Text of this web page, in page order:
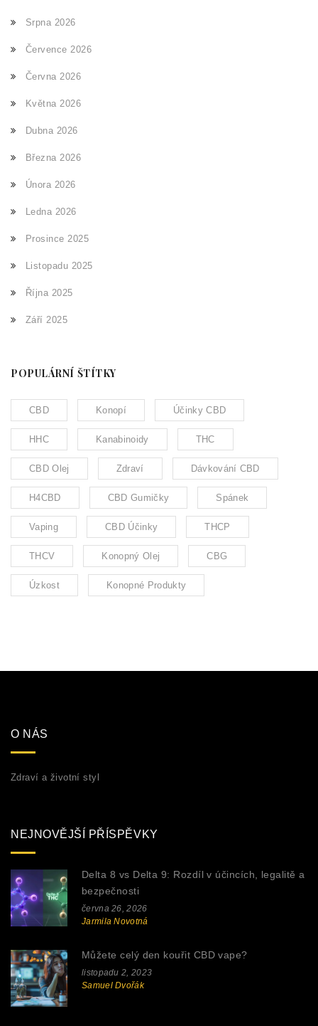
Srpna 2026
Července 2026
Června 2026
Května 2026
Dubna 2026
Března 2026
Února 2026
Ledna 2026
Prosince 2025
Listopadu 2025
Října 2025
Září 2025
POPULÁRNÍ ŠTÍTKY
CBD Konopí Účinky CBD
HHC Kanabinoidy THC
CBD Olej Zdraví Dávkování CBD
H4CBD CBD Gumičky Spánek
Vaping CBD Účinky THCP
THCV Konopný Olej CBG
Úzkost Konopné Produkty
O NÁS
Zdraví a životní styl
NEJNOVĚJŠÍ PŘÍSPĚVKY
Delta 8 vs Delta 9: Rozdíl v účincích, legalitě a
bezpečnosti
června 26, 2026
Jarmila Novotná
Můžete celý den kouřit CBD vape?
listopadu 2, 2023
Samuel Dvořák